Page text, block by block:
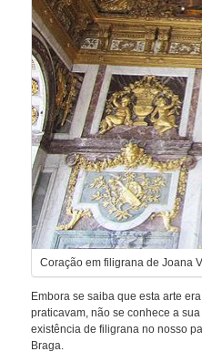
Coração em filigrana de Joana
Embora se saiba que esta arte
praticavam, não se conhece a
existência de filigrana no nosso
Braga.